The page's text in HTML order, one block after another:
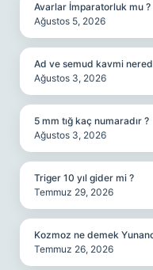
Avarlar İmparatorluk mu ?
Ağustos 5, 2026
Ad ve semud kavmi
Ağustos 3, 2026
5 mm tığ kaç numaradır ?
Ağustos 3, 2026
Triger 10 yıl gider mi ?
Temmuz 29, 2026
Kozmoz ne demek
Temmuz 26, 2026